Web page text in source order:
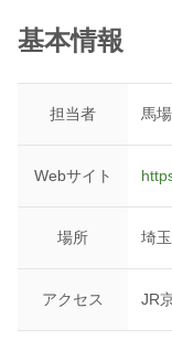
基本情報
担当者 馬
Webサイト
場所 埼
アクセス JR